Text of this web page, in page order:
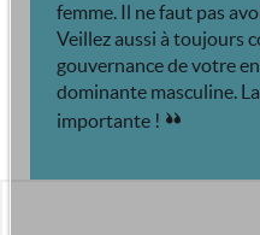
femme. Il ne faut pas
Veillez aussi à toujours
gouvernance de votre
dominante masculine.
importante !